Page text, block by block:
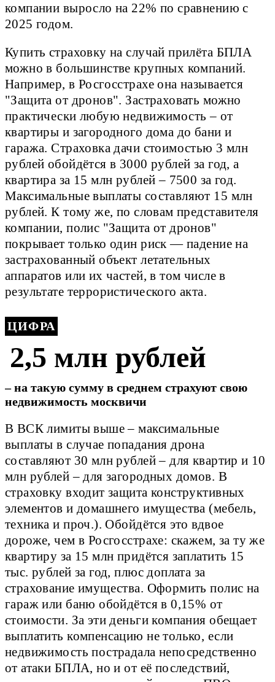
компании выросло на 22% по сравнению с
2025 годом.
Купить страховку на случай прилёта БПЛА
можно в большинстве крупных компаний.
Например, в Росгосстрахе она называется
"Защита от дронов". Застраховать можно
практически любую недвижимость – от
квартиры и загородного дома до бани и
гаража. Страховка дачи стоимостью 3 млн
рублей обойдётся в 3000 рублей за год, а
квартира за 15 млн рублей – 7500 за год.
Максимальные выплаты составляют 15 млн
рублей. К тому же, по словам представителя
компании, полис "Защита от дронов"
покрывает только один риск — падение на
застрахованный объект летательных
аппаратов или их частей, в том числе в
результате террористического акта.
ЦИФРА
2,5 млн рублей
– на такую сумму в среднем страхуют свою
недвижимость москвичи
В ВСК лимиты выше – максимальные
выплаты в случае попадания дрона
составляют 30 млн рублей – для квартир и 10
млн рублей – для загородных домов. В
страховку входит защита конструктивных
элементов и домашнего имущества (мебель,
техника и проч.). Обойдётся это вдвое
дороже, чем в Росгосстрахе: скажем, за ту же
квартиру за 15 млн придётся заплатить 15
тыс. рублей за год, плюс доплата за
страхование имущества. Оформить полис на
гараж или баню обойдётся в 0,15% от
стоимости. За эти деньги компания обещает
выплатить компенсацию не только, если
недвижимость пострадала непосредственно
от атаки БПЛА, но и от её последствий,